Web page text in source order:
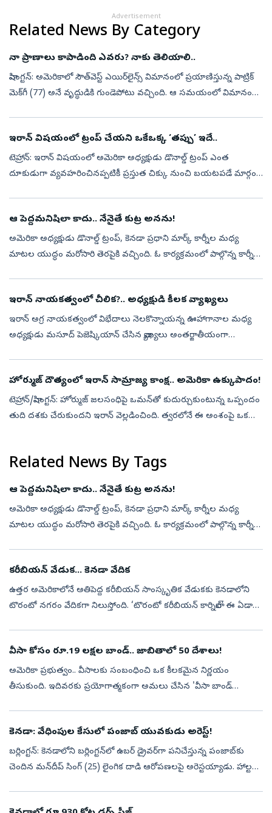
Advertisement
Related News By Category
నా ప్రాణాలు కాపాడింది ఎవరు? నాకు తెలియాలి..
వాషింగ్టన్‌: అమెరికాలో సౌత్‌వెస్ట్ ఎయిర్‌లైన్స్ విమానంలో ప్రయాణిస్తున్న పాట్రిక్
మెక్‌గీ (77) అనే వృద్ధుడికి గుండెపోటు వచ్చింది. ఆ సమయంలో విమానంలో
ఇరాన్‌ విషయంలో ట్రంప్‌ చేయని ఒకేఒక్క ‘తప్పు’ ఇదే..
టెహ్రాన్‌: ఇరాన్ విషయంలో అమెరికా అధ్యక్షుడు డొనాల్డ్ ట్రంప్ ఎంత
దూకుడుగా వ్యవహరించినప్పటికీ ప్రస్తుత చిక్కు నుంచి బయటపడే మార్గం
ఆ పెద్దమనిషిలా కాదు.. నేనైతే కుట్ర అనను!
అమెరికా అధ్యక్షుడు డొనాల్డ్‌ ట్రంప్‌, కెనడా ప్రధాని మార్క్‌ కార్నీల మధ్య
మాటల యుద్ధం మరోసారి తెరపైకి వచ్చింది. ఓ కార్యక్రమంలో పాల్గొన్న కార్నీకి
ఇరాన్‌ నాయకత్వంలో చీలిక?.. అధ్యక్షుడి కీలక వ్యాఖ్యలు
ఇరాన్‌ అగ్ర నాయకత్వంలో విభేదాలు నెలకొన్నాయన్న ఊహాగానాల మధ్య
అధ్యక్షుడు మసూద్‌ పెజెష్కియాన్‌ చేసిన వ్యాఖ్యలు అంతర్జాతీయంగా
హోర్ముజ్ దౌత్యంలో ఇరాన్ సామ్రాజ్య కాంక్ష.. అమెరికా ఉక్కుపాదం!
టెహ్రాన్‌/వాషింగ్టన్‌: హోర్ముజ్ జలసంధిపై ఒమన్‌తో కుదుర్చుకుంటున్న ఒప్పందం
తుది దశకు చేరుకుందని ఇరాన్ వెల్లడించింది. త్వరలోనే ఈ అంశంపై ఒక
Related News By Tags
ఆ పెద్దమనిషిలా కాదు.. నేనైతే కుట్ర అనను!
అమెరికా అధ్యక్షుడు డొనాల్డ్‌ ట్రంప్‌, కెనడా ప్రధాని మార్క్‌ కార్నీల మధ్య
మాటల యుద్ధం మరోసారి తెరపైకి వచ్చింది. ఓ కార్యక్రమంలో పాల్గొన్న కార్నీకి
కరీబియన్‌ వేడుక... కెనడా వేదిక
ఉత్తర అమెరికాలోనే అతిపెద్ద కరీబియన్‌ సాంస్కృతిక వేడుకకు కెనడాలోని
టొరంటో నగరం వేదికగా నిలుస్తోంది. ‘టొరంటో కరీబియన్‌ కార్నివాల్‌’ ఈ ఏడాది
వీసా కోసం రూ.19 లక్షల బాండ్.. జాబితాలో 50 దేశాలు!
అమెరికా ప్రభుత్వం.. వీసాలకు సంబంధించి ఒక కీలకమైన నిర్ణయం
తీసుకుంది. ఇదివరకు ప్రయోగాత్మకంగా అమలు చేసిన 'వీసా బాండ్
కెనడా: వేధింపుల కేసులో పంజాబ్ యువకుడు అరెస్ట్!
బర్లింగ్టన్‌: కెనడాలోని బర్లింగ్టన్‌లో ఉబర్ డ్రైవర్‌గా పనిచేస్తున్న పంజాబ్‌కు
చెందిన మన్‌దీప్ సింగ్ (25) లైంగిక దాడి ఆరోపణలపై అరెస్టయ్యాడు. హాల్టన్